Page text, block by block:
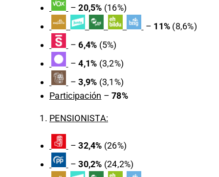
–20,5% (16%)
– 11% (8,6%)
–6,4% (5%)
–4,1% (3,2%)
–3,9% (3,1%)
Participación – 78%
PENSIONISTA:
–32,4% (26%)
–30,2% (24,2%)